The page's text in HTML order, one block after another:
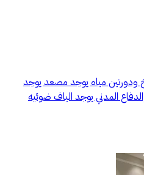
مياه يوجد مصعد يوجد
المدني يوجد الياف ضوئيه